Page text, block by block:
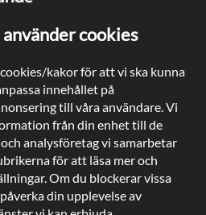
cookies
kakor för att vi ska kunna
innehållet på
till våra användare. Vi
från din enhet till de
analysföretag vi samarbetar
för att läsa mer och
Om du blockerar vissa
din upplevelse av
141, Bromma